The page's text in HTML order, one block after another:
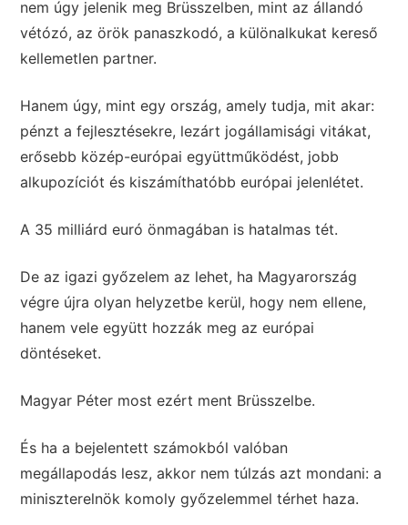
nem úgy jelenik meg Brüsszelben, mint az állandó
vétózó, az örök panaszkodó, a különalkukat kereső
kellemetlen partner.
Hanem úgy, mint egy ország, amely tudja, mit akar:
pénzt a fejlesztésekre, lezárt jogállamisági vitákat,
erősebb közép-európai együttműködést, jobb
alkupozíciót és kiszámíthatóbb európai jelenlétet.
A 35 milliárd euró önmagában is hatalmas tét.
De az igazi győzelem az lehet, ha Magyarország
végre újra olyan helyzetbe kerül, hogy nem ellene,
hanem vele együtt hozzák meg az európai
döntéseket.
Magyar Péter most ezért ment Brüsszelbe.
És ha a bejelentett számokból valóban
megállapodás lesz, akkor nem túlzás azt mondani: a
miniszterelnök komoly győzelemmel térhet haza.